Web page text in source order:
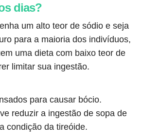
dias?
um alto teor de sódio e seja
para a maioria dos indivíduos,
uma dieta com baixo teor de
limitar sua ingestão.
​​para causar bócio.
reduzir a ingestão de sopa de
condição da tireóide.